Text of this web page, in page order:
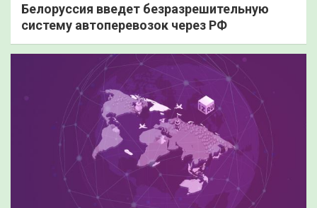
Белоруссия введет безразрешительную
систему автоперевозок через РФ